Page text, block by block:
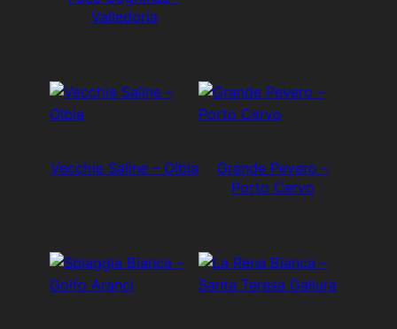
Valledoria
Vecchie Saline – Olbia
Grande Pevero –
Porto Cervo